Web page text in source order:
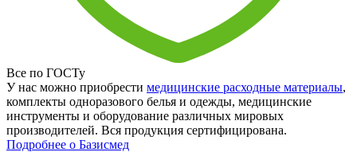
Все по ГОСТу
У нас можно приобрести медицинские расходные материалы,
комплекты одноразового белья и одежды, медицинские
инструменты и оборудование различных мировых
производителей. Вся продукция сертифицирована.
Подробнее о Базисмед